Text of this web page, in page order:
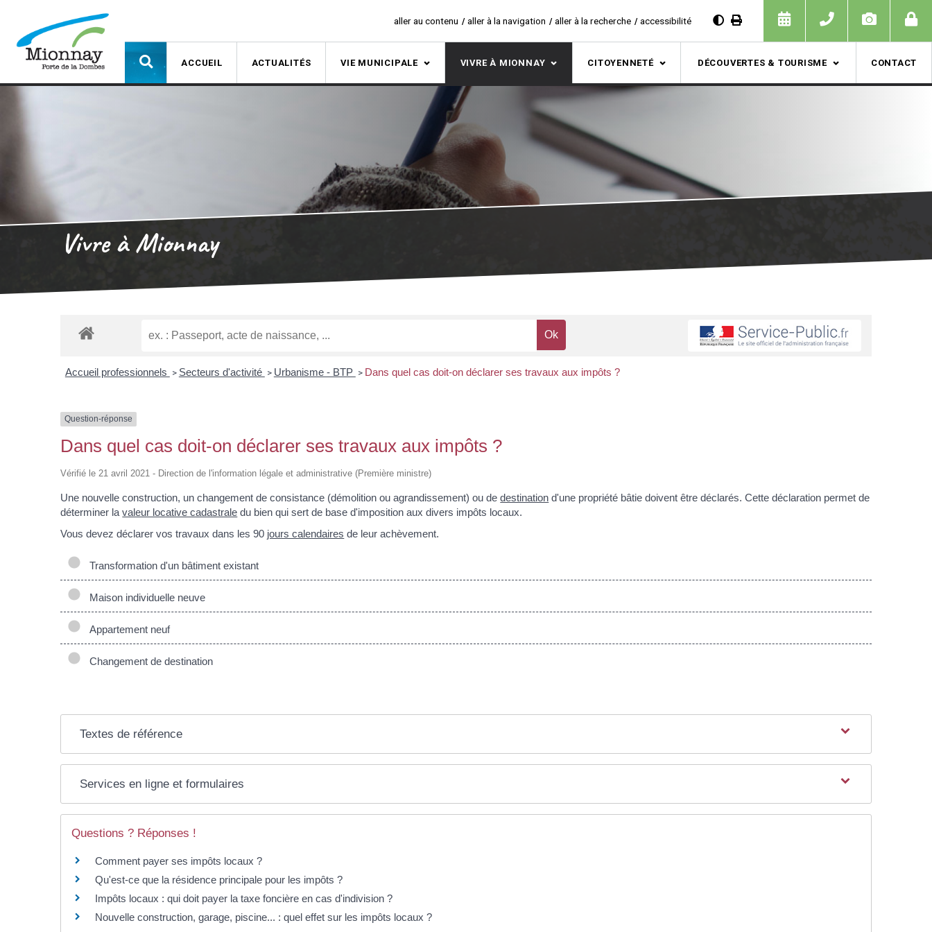
aller au contenu aller à la navigation aller à la recherche accessibilité
ACCUEIL ACTUALITÉS VIE MUNICIPALE VIVRE À MIONNAY CITOYENNETÉ DÉCOUVERTES & TOURISME CONTACT
Vivre à Mionnay
Accueil professionnels > Secteurs d'activité > Urbanisme - BTP > Dans quel cas doit-on déclarer ses travaux aux impôts ?
Question-réponse
Dans quel cas doit-on déclarer ses travaux aux impôts ?
Vérifié le 21 avril 2021 - Direction de l'information légale et administrative (Première ministre)
Une nouvelle construction, un changement de consistance (démolition ou agrandissement) ou dedestination d'une propriété bâtie doivent être déclarés. Cette déclaration permet de
déterminer lavaleur locative cadastrale du bien qui sert de base d'imposition aux divers impôts locaux.
Vous devez déclarer vos travaux dans les 90 jours calendaires de leur achèvement.
Transformation d'un bâtiment existant
Maison individuelle neuve
Appartement neuf
Changement de destination
Textes de référence
Services en ligne et formulaires
Questions ? Réponses !
Comment payer ses impôts locaux ?
Qu'est-ce que la résidence principale pour les impôts ?
Impôts locaux : qui doit payer la taxe foncière en cas d'indivision ?
Nouvelle construction, garage, piscine... : quel effet sur les impôts locaux ?